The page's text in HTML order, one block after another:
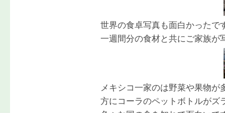
世界の食卓写真も面白かったで
一週間分の食材と共にご家族が
メキシコ一家のは野菜や果物が
方にコーラのペットボトルがズ